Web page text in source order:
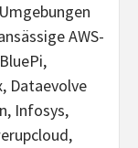
AWS-
Dataevolve
Infosys,